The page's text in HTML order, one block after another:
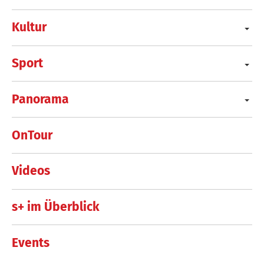
Kultur
Sport
Panorama
OnTour
Videos
s+ im Überblick
Events